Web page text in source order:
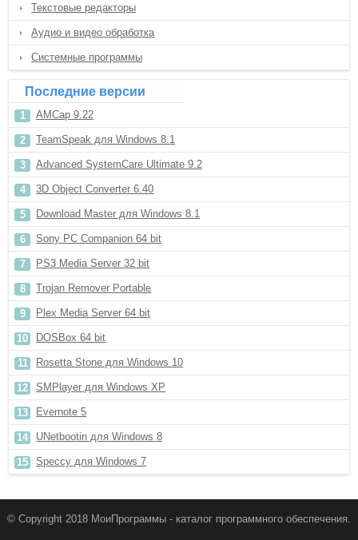
Текстовые редакторы
Аудио и видео обработка
Системные программы
Последние версии
AMCap 9.22
TeamSpeak для Windows 8.1
Advanced SystemCare Ultimate 9.2
3D Object Converter 6.40
Download Master для Windows 8.1
Sony PC Companion 64 bit
PS3 Media Server 32 bit
Trojan Remover Portable
Plex Media Server 64 bit
DOSBox 64 bit
Rosetta Stone для Windows 10
SMPlayer для Windows XP
Evernote 5
UNetbootin для Windows 8
Speccy для Windows 7
© Copyright 2018 МоиПрограммы - каталог программного обеспечения.